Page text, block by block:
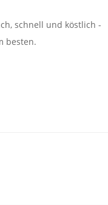
schnell und köstlich -
besten.